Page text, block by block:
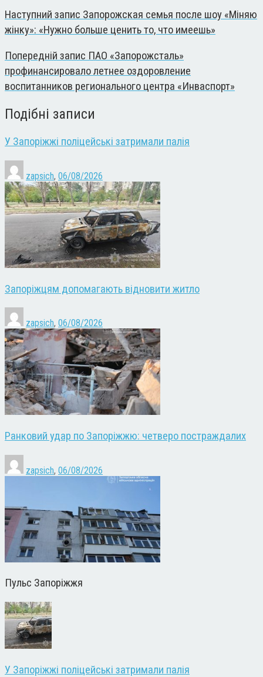
Наступний запис Запорожская семья после шоу «Міняю
жінку»: «Нужно больше ценить то, что имеешь»
Попередній запис ПАО «Запорожсталь»
профинансировало летнее оздоровление
воспитанников регионального центра «Инваспорт»
Подібні записи
У Запоріжжі поліцейські затримали палія
zapsich, 06/08/2026
Запоріжцям допомагають відновити житло
zapsich, 06/08/2026
Ранковий удар по Запоріжжю: четверо постраждалих
zapsich, 06/08/2026
Пульс Запоріжжя
У Запоріжжі поліцейські затримали палія